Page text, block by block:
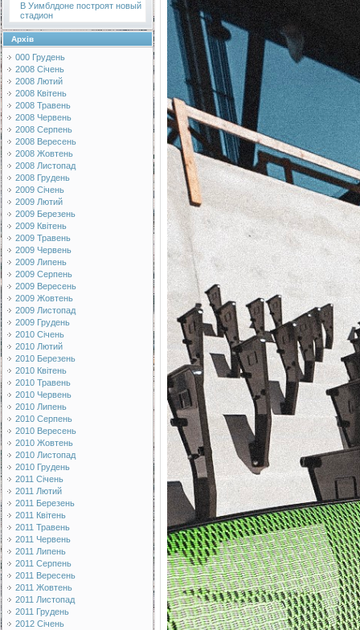
В Уимблдоне построят новый
стадион
Архів
000 Грудень
2008 Січень
2008 Лютий
2008 Квітень
2008 Травень
2008 Червень
2008 Серпень
2008 Вересень
2008 Жовтень
2008 Листопад
2008 Грудень
2009 Січень
2009 Лютий
2009 Березень
2009 Квітень
2009 Травень
2009 Червень
2009 Липень
2009 Серпень
2009 Вересень
2009 Жовтень
2009 Листопад
2009 Грудень
2010 Січень
2010 Лютий
2010 Березень
2010 Квітень
2010 Травень
2010 Червень
2010 Липень
2010 Серпень
2010 Вересень
2010 Жовтень
2010 Листопад
2010 Грудень
2011 Січень
2011 Лютий
2011 Березень
2011 Квітень
2011 Травень
2011 Червень
2011 Липень
2011 Серпень
2011 Вересень
2011 Жовтень
2011 Листопад
2011 Грудень
2012 Січень